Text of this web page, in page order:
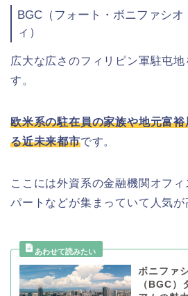
BGC（フォート・ボニファシ
ィ）
広大な広さのフィリピン軍駐屯
す。
欧米系の駐在員の家族や地元富
る近未来都市です。
ここには外資系の金融機関オフ
パートなどが集まっていて人気が
ボニファ
（BGC）